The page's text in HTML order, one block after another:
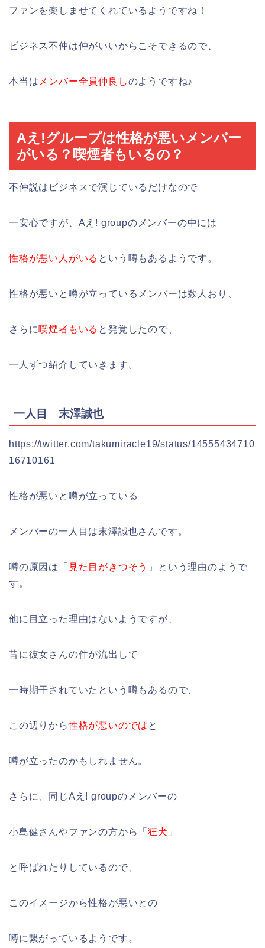
ファンを楽しませてくれているようですね！
ビジネス不仲は仲がいいからこそできるので、
本当は メンバー全員仲良しのようですね♪
Aえ!グループは性格が悪いメンバー
がいる？喫煙者もいるの？
不仲説はビジネスで演じているだけなので
一安心ですが、Aえ! groupのメンバーの中には
性格が悪い人がいる という噂もあるようです。
性格が悪いと噂が立っているメンバーは数人おり、
さらに喫煙者もいる と発覚したので、
一人ずつ紹介していきます。
一人目 末澤誠也
https://twitter.com/takumiracle19/status/14555434710
16710161
性格が悪いと噂が立っている
メンバーの一人目は末澤誠也さんです。
噂の原因は「 見た目がきつそう
」という理由のようで
す。
他に目立った理由はないようですが、
昔に彼女さんの件が流出して
一時期干されていたという噂もあるので、
この辺りから性格が悪いのでは と
噂が立ったのかもしれません。
さらに、同じAえ! groupのメンバーの
小島健さんやファンの方から「狂犬 」
と呼ばれたりしているので、
このイメージから性格が悪いとの
噂に繋がっているようです。